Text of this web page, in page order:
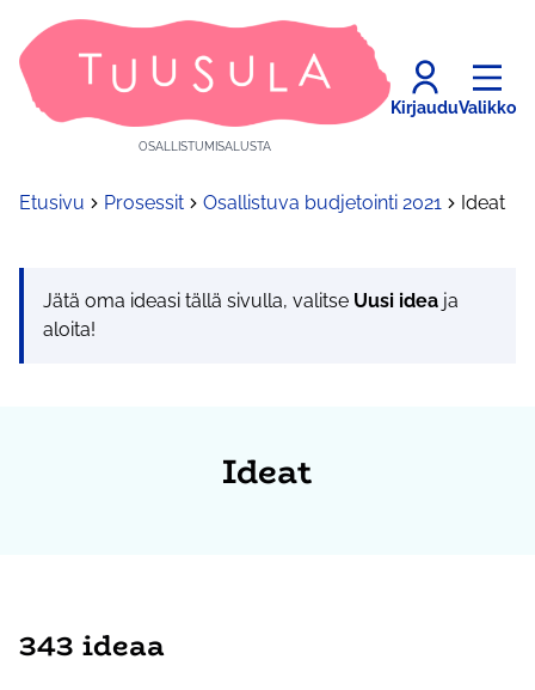
OSALLISTUMISALUSTA
KirjauduValikko
Etusivu Prosessit Osallistuva budjetointi 2021 Ideat
Jätä oma ideasi tällä sivulla, valitse Uusi idea ja
aloita!
Ideat
343 ideaa